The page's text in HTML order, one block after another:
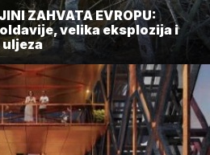
ZAHVATA EVROPU:
velika eksplozija i
uljeza